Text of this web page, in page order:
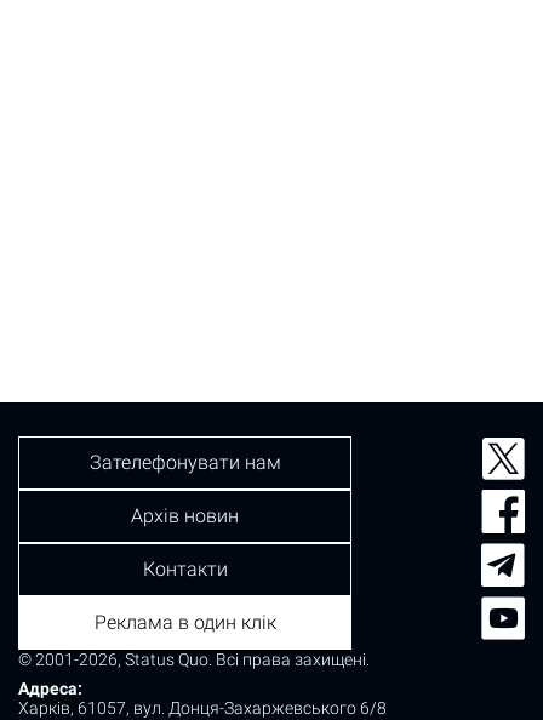
© 2001-2026, Status Quo. Всі права захищені.
Адреса:
Харків, 61057, вул. Донця-Захаржевського 6/8
Зателефонувати нам
Архів новин
Контакти
Реклама в один клік